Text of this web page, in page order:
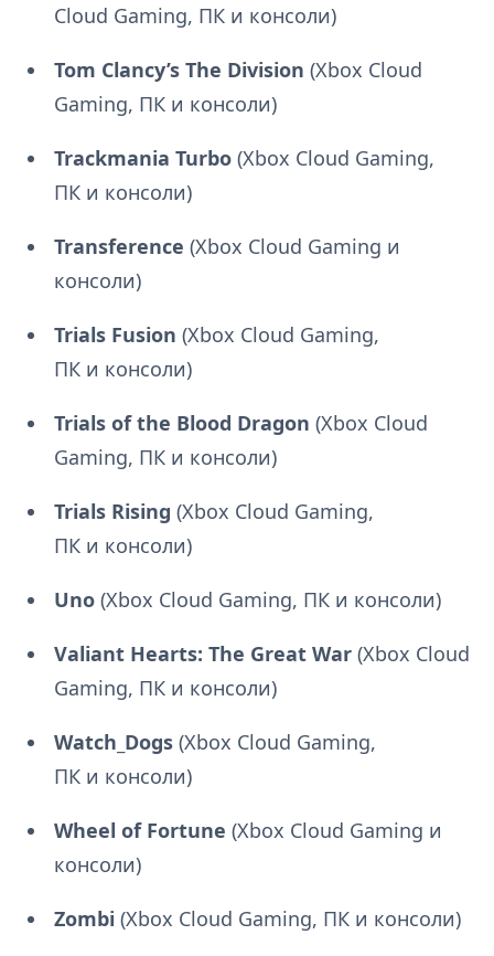
Cloud Gaming, ПК и консоли)
Tom Clancy’s The Division (Xbox Cloud
Gaming, ПК и консоли)
Trackmania Turbo (Xbox Cloud Gaming,
ПК и консоли)
Transference (Xbox Cloud Gaming и
консоли)
Trials Fusion (Xbox Cloud Gaming,
ПК и консоли)
Trials of the Blood Dragon (Xbox Cloud
Gaming, ПК и консоли)
Trials Rising (Xbox Cloud Gaming,
ПК и консоли)
Uno (Xbox Cloud Gaming, ПК и консоли)
Valiant Hearts: The Great War(Xbox Cloud
Gaming, ПК и консоли)
Watch_Dogs (Xbox Cloud Gaming,
ПК и консоли)
Wheel of Fortune (Xbox Cloud Gaming и
консоли)
Zombi (Xbox Cloud Gaming, ПК и консоли)